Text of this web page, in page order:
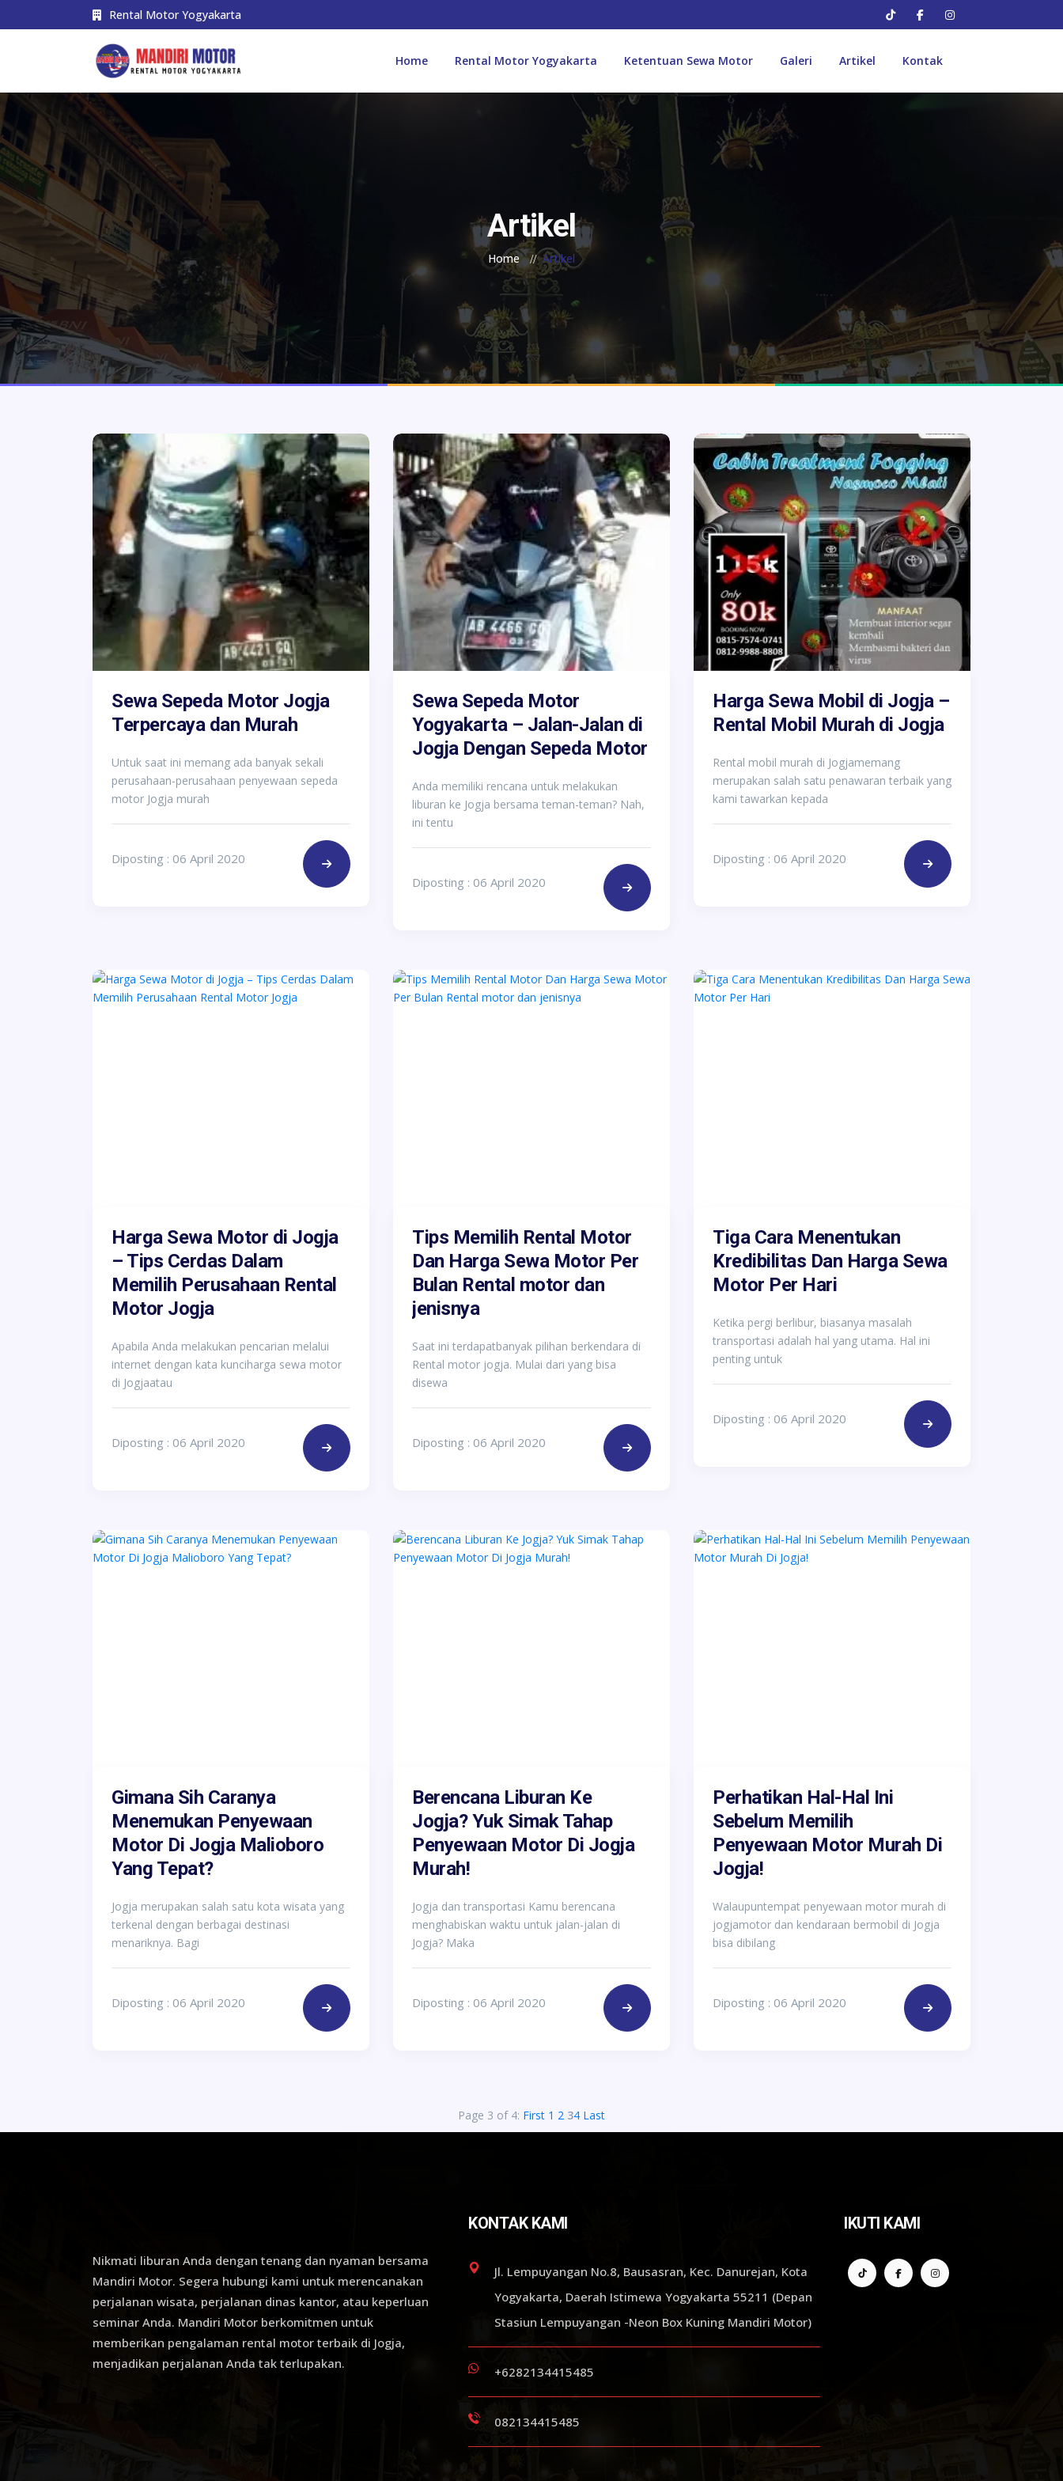
Rental Motor Yogyakarta
Home Rental Motor Yogyakarta Ketentuan Sewa Motor Galeri Artikel Kontak
Artikel
Home Artikel
Sewa Sepeda Motor Jogja
Terpercaya dan Murah
Untuk saat ini memang ada banyak sekali
perusahaan-perusahaan penyewaan sepeda
motor Jogja murah
Diposting : 06 April 2020
Sewa Sepeda Motor
Yogyakarta – Jalan-Jalan di
Jogja Dengan Sepeda Motor
Anda memiliki rencana untuk melakukan
liburan ke Jogja bersama teman-teman? Nah,
ini tentu
Diposting : 06 April 2020
Harga Sewa Mobil di Jogja –
Rental Mobil Murah di Jogja
Rental mobil murah di Jogjamemang
merupakan salah satu penawaran terbaik yang
kami tawarkan kepada
Diposting : 06 April 2020
Harga Sewa Motor di Jogja
– Tips Cerdas Dalam
Memilih Perusahaan Rental
Motor Jogja
Apabila Anda melakukan pencarian melalui
internet dengan kata kunciharga sewa motor
di Jogjaatau
Diposting : 06 April 2020
Tips Memilih Rental Motor
Dan Harga Sewa Motor Per
Bulan Rental motor dan
jenisnya
Saat ini terdapatbanyak pilihan berkendara di
Rental motor jogja. Mulai dari yang bisa
disewa
Diposting : 06 April 2020
Tiga Cara Menentukan
Kredibilitas Dan Harga Sewa
Motor Per Hari
Ketika pergi berlibur, biasanya masalah
transportasi adalah hal yang utama. Hal ini
penting untuk
Diposting : 06 April 2020
Gimana Sih Caranya
Menemukan Penyewaan
Motor Di Jogja Malioboro
Yang Tepat?
Jogja merupakan salah satu kota wisata yang
terkenal dengan berbagai destinasi
menariknya. Bagi
Diposting : 06 April 2020
Berencana Liburan Ke
Jogja? Yuk Simak Tahap
Penyewaan Motor Di Jogja
Murah!
Jogja dan transportasi Kamu berencana
menghabiskan waktu untuk jalan-jalan di
Jogja? Maka
Diposting : 06 April 2020
Perhatikan Hal-Hal Ini
Sebelum Memilih
Penyewaan Motor Murah Di
Jogja!
Walaupuntempat penyewaan motor murah di
jogjamotor dan kendaraan bermobil di Jogja
bisa dibilang
Diposting : 06 April 2020
Page 3 of 4: First 1 2 34 Last
Nikmati liburan Anda dengan tenang dan nyaman bersama
Mandiri Motor. Segera hubungi kami untuk merencanakan
perjalanan wisata, perjalanan dinas kantor, atau keperluan
seminar Anda. Mandiri Motor berkomitmen untuk
memberikan pengalaman rental motor terbaik di Jogja,
menjadikan perjalanan Anda tak terlupakan.
KONTAK KAMI
Jl. Lempuyangan No.8, Bausasran, Kec. Danurejan, Kota
Yogyakarta, Daerah Istimewa Yogyakarta 55211 (Depan
Stasiun Lempuyangan -Neon Box Kuning Mandiri Motor)
+6282134415485
082134415485
IKUTI KAMI